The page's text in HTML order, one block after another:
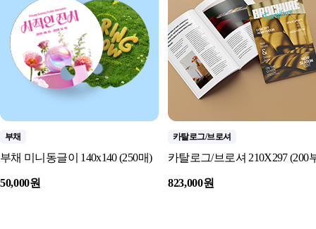
부채
부채 미니동글이 140x140 (250매)
50,000원
카탈로그/브로셔
카탈로그/브로셔 210X297 (200
823,000원